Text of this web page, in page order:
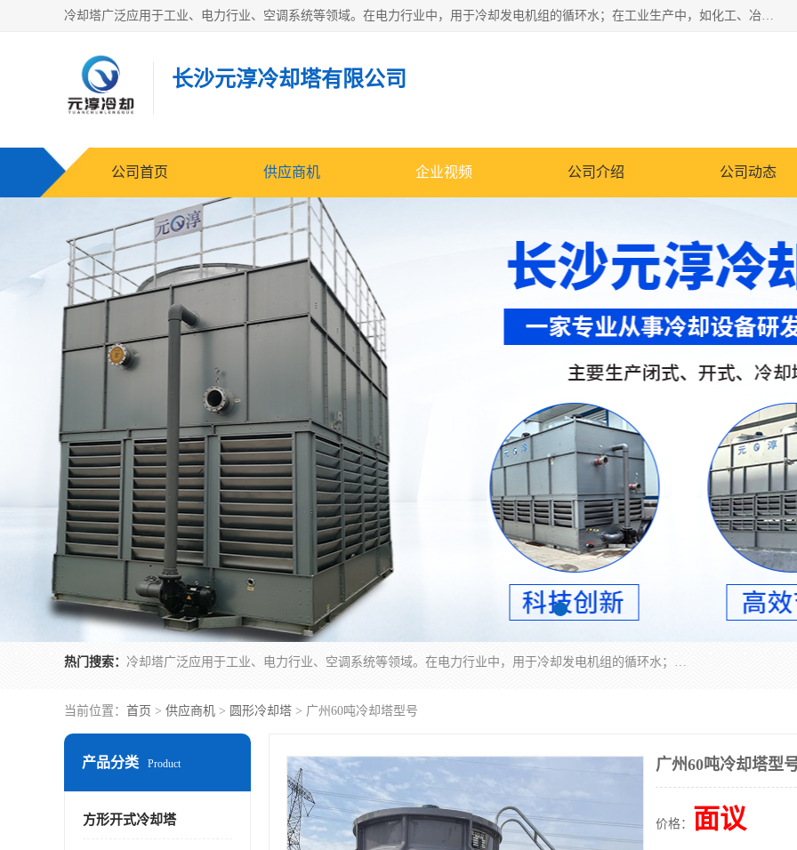
冷却塔广泛应用于工业、电力行业、空调系统等领域。在电力行业中，用于冷却发电机组的循环水；在工业生产中，如化工、冶金等行业，可降低生产过程中产生的热量；在空调系统中，为空调设备提供冷却水源
长沙元淳冷却塔有限公司
公司首页 供应商机 企业视频 公司介绍 公司动态
热门搜索： 冷却塔广泛应用于工业、电力行业、空调系统等领域。在电力行业中，用于冷却发电机组的循环水；在工业生产中，如化工、冶金等行业，可降低生产过程中产生的热量；在空调系统中，为空调设备提供冷却水源
当前位置： 首页 > 供应商机 > 圆形冷却塔 > 广州60吨冷却塔型号
产品分类 Product
方形开式冷却塔
广州60吨冷却塔型
价格： 面议